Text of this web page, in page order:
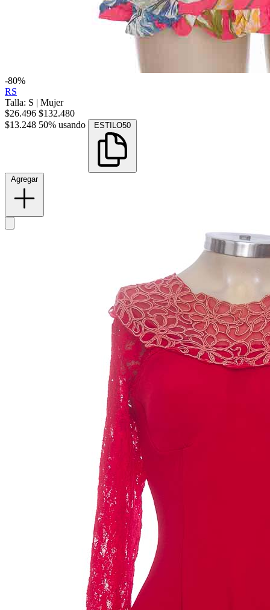
-80%
RS
Talla: S | Mujer
$26.496 $132.480
$13.248 50% usando ESTILO50
Agregar